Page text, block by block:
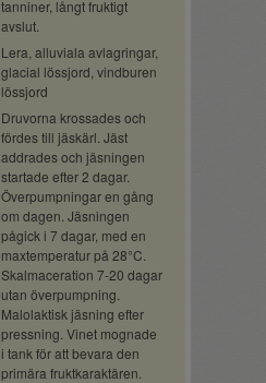
tanniner, långt fruktigt
avslut.
Lera, alluviala avlagringar,
glacial lössjord, vindburen
lössjord
Druvorna krossades och
fördes till jäskärl. Jäst
addrades och jäsningen
startade efter 2 dagar.
Överpumpningar en gång
om dagen. Jäsningen
pågick i 7 dagar, med en
maxtemperatur på 28°C.
Skalmaceration 7-20 dagar
utan överpumpning.
Malolaktisk jäsning efter
pressning. Vinet mognade
i tank för att bevara den
primära fruktkaraktären.